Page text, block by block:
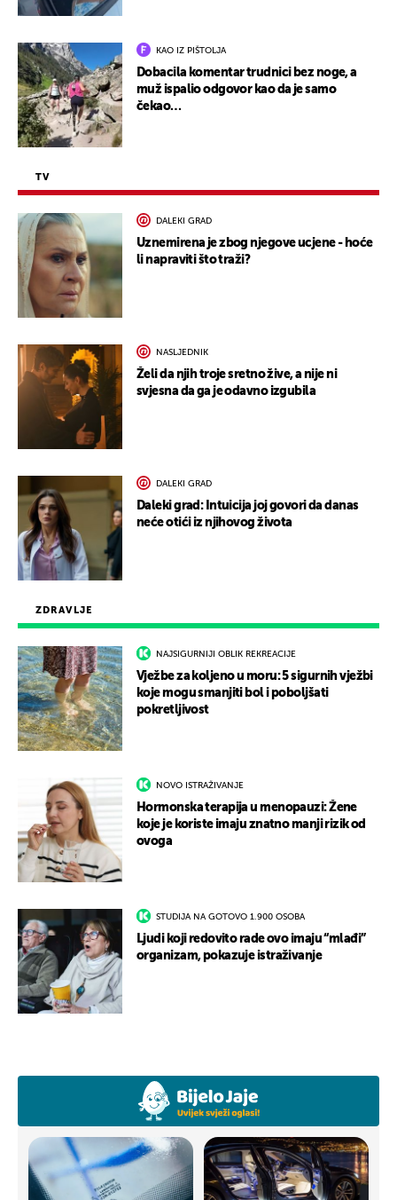
ZDRAVLJE
NAJSIGURNIJI OBLIK REKREACIJE
Vježbe za koljeno u moru: 5 sigurnih vježbi
koje mogu smanjiti bol i poboljšati
pokretljivost
NOVO ISTRAŽIVANJE
Hormonska terapija u menopauzi: Žene
koje je koriste imaju znatno manji rizik od
ovoga
STUDIJA NA GOTOVO 1.900 OSOBA
Ljudi koji redovito rade ovo imaju “mlađi”
organizam, pokazuje istraživanje
KAO IZ PIŠTOLJA
Dobacila komentar trudnici bez noge, a
muž ispalio odgovor kao da je samo
čekao…
TV
DALEKI GRAD
Uznemirena je zbog njegove ucjene - hoće
li napraviti što traži?
NASLJEDNIK
Želi da njih troje sretno žive, a nije ni
svjesna da ga je odavno izgubila
DALEKI GRAD
Daleki grad: Intuicija joj govori da danas
neće otići iz njihovog života